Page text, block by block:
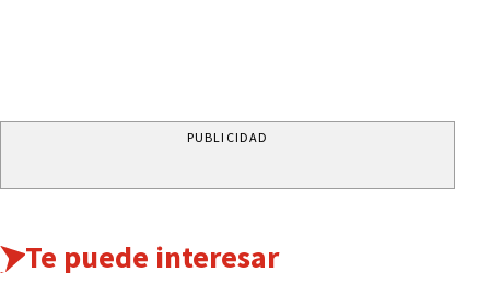
PUBLICIDAD
Te puede interesar